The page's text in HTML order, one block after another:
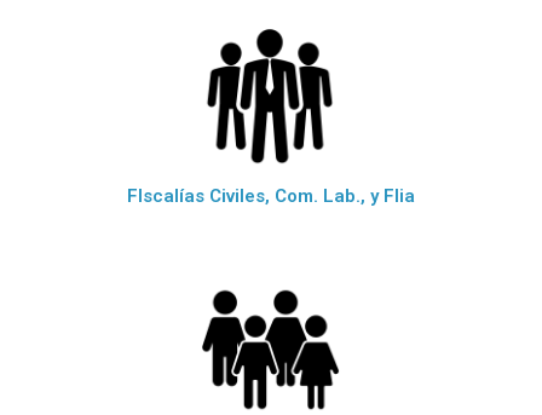
FIscalías Civiles, Com. Lab., y Flia